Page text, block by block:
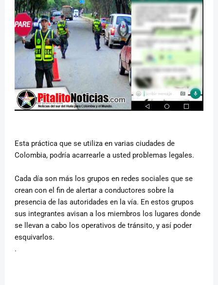
Esta práctica que se utiliza en varias ciudades de
Colombia, podría acarrearle a usted problemas legales.
Cada día son más los grupos en redes sociales que se
crean con el fin de alertar a conductores sobre la
presencia de las autoridades en la vía. En estos grupos
sus integrantes avisan a los miembros los lugares donde
se llevan a cabo los operativos de tránsito, y así poder
esquivarlos.
.